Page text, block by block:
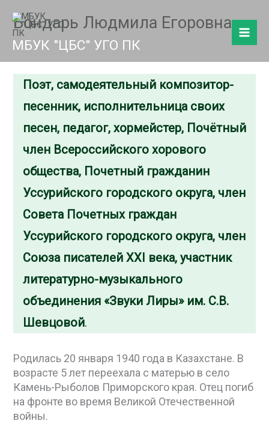
содержимому
МБУК "ЦБС" УГО ПК
Бондарь Людмила Егоровна
Поэт, самодеятельный композитор-
песенник, исполнительница своих
песен, педагог, хормейстер, Почётный
член Всероссийского хорового
общества, Почетный гражданин
Уссурийского городского округа, член
Совета Почетных граждан
Уссурийского городского округа, член
Союза писателей ХХI века, участник
литературно-музыкального
объединения «Звуки Лиры» им. С.В.
Шевцовой.
Родилась 20 января 1940 года в Казахстане. В
возрасте 5 лет переехала с матерью в село
Камень-Рыболов Приморского края. Отец погиб
на фронте во время Великой Отечественной
войны.